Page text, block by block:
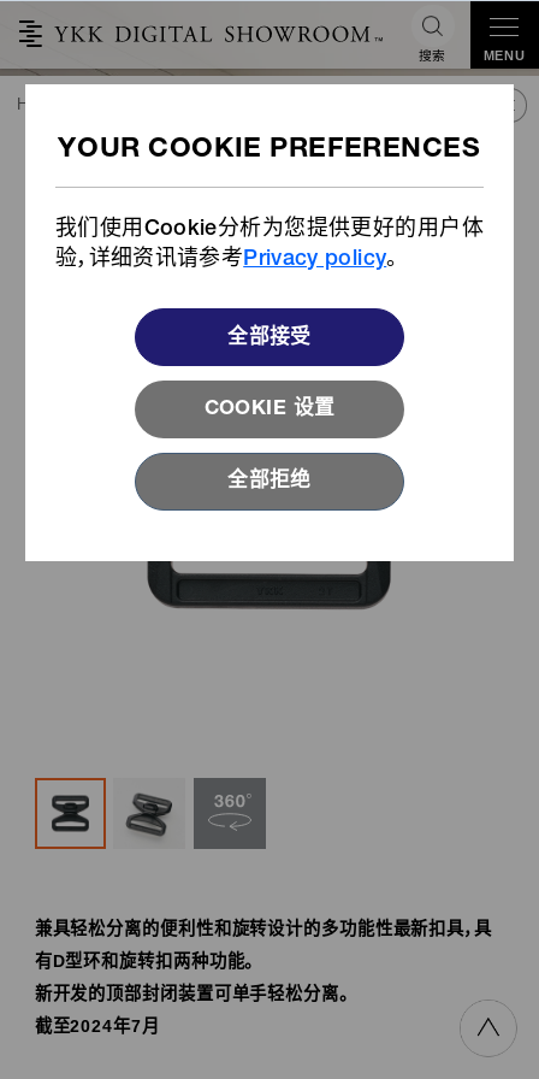
我们使用Cookie分析为您提供更好的用户体
验，详细资讯请参考Privacy policy。
COOKIE 设置
全部接受
全部拒绝
搜索 MENU
可旋转扣具 （产品编号: LB-
兼具轻松分离的便利性和旋转设计的多功能性最新扣具，具
有D型环和旋转扣两种功能。
新开发的顶部封闭装置可单手轻松分离。
截至2024年7月
HOME